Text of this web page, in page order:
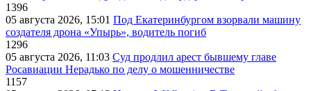
1396
05 августа 2026, 15:01 Под Екатеринбургом взорвали машину
создателя дрона «Упырь», водитель погиб
1296
05 августа 2026, 11:03 Суд продлил арест бывшему главе
Росавиации Нерадько по делу о мошенничестве
1157